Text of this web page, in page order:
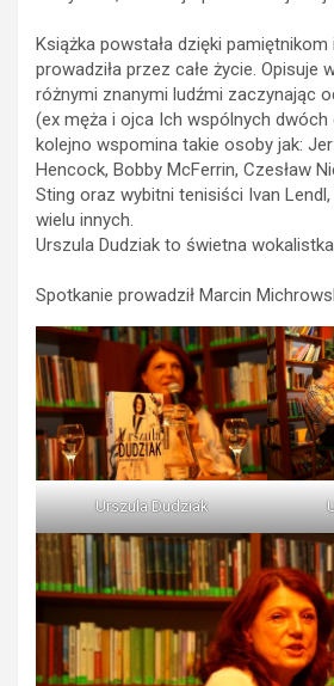
Książka powstała dzięki
prowadziła przez całe życie. Opisuje
różnymi znanymi ludźmi zaczynając
(ex męża i ojca Ich wspólnych dwóch
kolejno wspomina takie osoby jak:
Hencock, Bobby McFerrin, Czesław
Sting oraz wybitni tenisiści Ivan
wielu innych.
Urszula Dudziak to świetna
Spotkanie prowadził Marcin
Urszula Dudziak